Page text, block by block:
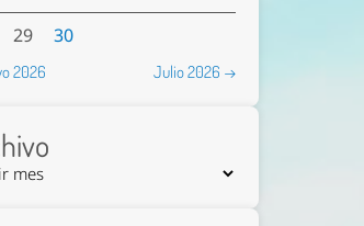
29 30
2026 Julio 2026 →